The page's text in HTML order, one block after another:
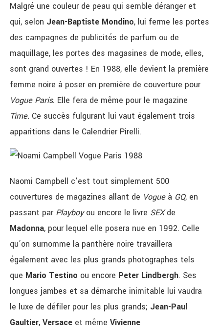
Malgré une couleur de peau qui semble déranger et
qui, selon Jean-Baptiste Mondino, lui ferme les portes
des campagnes de publicités de parfum ou de
maquillage, les portes des magasines de mode, elles,
sont grand ouvertes ! En 1988, elle devient la première
femme noire à poser en première de couverture pour
Vogue Paris. Elle fera de même pour le magazine
Time. Ce succès fulgurant lui vaut également trois
apparitions dans le Calendrier Pirelli.
Naomi Campbell c’est tout simplement 500
couvertures de magazines allant de Vogueà GQ, en
passant par Playboyou encore le livre SEXde
Madonna, pour lequel elle posera nue en 1992. Celle
qu’on surnomme la panthère noire travaillera
également avec les plus grands photographes tels
que Mario Testino ou encore Peter Lindbergh. Ses
longues jambes et sa démarche inimitable lui vaudra
le luxe de défiler pour les plus grands; Jean-Paul
Gaultier, Versace et même Vivienne